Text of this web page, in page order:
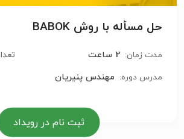
حل مسأله با روش BABOK
مدت زمان: 2 ساعت
مدرس دوره: مهندس پنیریان
ثبت نام در رویداد